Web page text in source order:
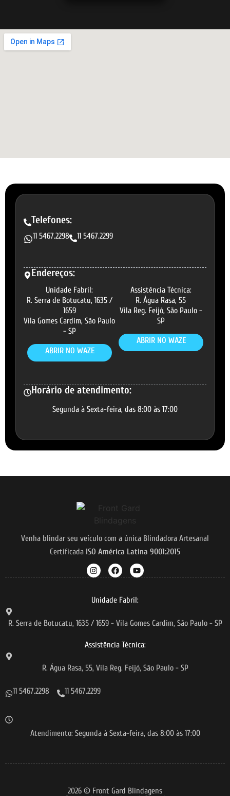
Telefones:
11 5467.2298 11 5467.2299
Endereços:
Unidade Fabril:
R. Serra de Botucatu, 1635 /
1659
Vila Gomes Cardim, São Paulo
- SP
ABRIR NO WAZE
Assistência Técnica:
R. Água Rasa, 55
Vila Reg. Feijó, São Paulo -
SP
ABRIR NO WAZE
Horário de atendimento:
Segunda à Sexta-feira, das 8:00 às 17:00
Venha blindar seu veículo com a única Blindadora Artesanal
Certificada ISO América Latina 9001:2015
Unidade Fabril:
R. Serra de Botucatu, 1635 / 1659 - Vila Gomes Cardim, São Paulo - SP
Assistência Técnica:
R. Água Rasa, 55, Vila Reg. Feijó, São Paulo - SP
11 5467.2298 11 5467.2299
Atendimento: Segunda à Sexta-feira, das 8:00 às 17:00
2026 © Front Gard Blindagens